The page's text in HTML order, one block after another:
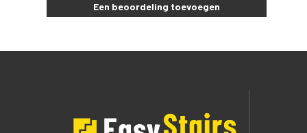
Een beoordeling toevoegen